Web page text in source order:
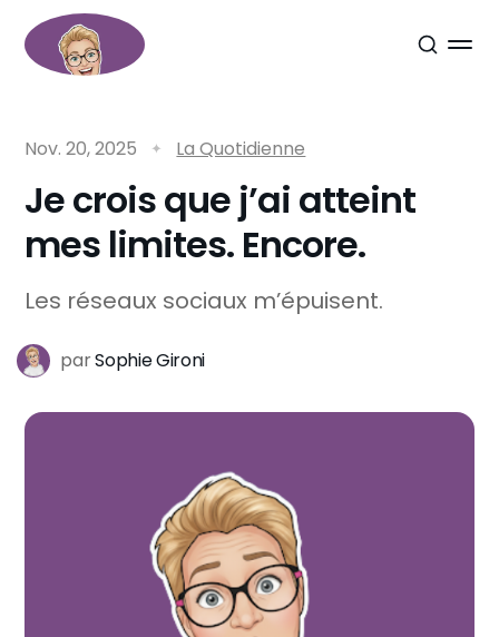
Nov. 20, 2025 La Quotidienne
Je crois que j’ai atteint
mes limites. Encore.
Les réseaux sociaux m’épuisent.
parSophie Gironi